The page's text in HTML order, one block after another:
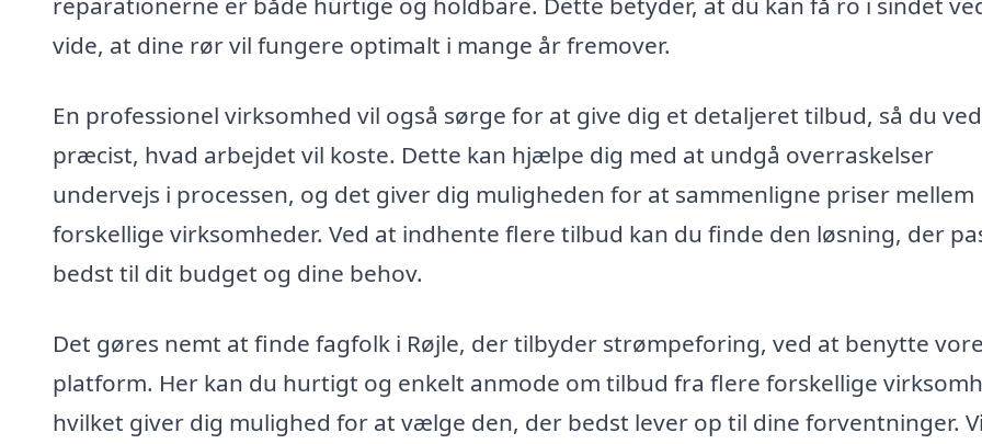
vide, at dine rør vil fungere optimalt i mange år fremover.
En professionel virksomhed vil også sørge for at give dig et detaljeret tilbud, så du ved
præcist, hvad arbejdet vil koste. Dette kan hjælpe dig med at undgå overraskelser
undervejs i processen, og det giver dig muligheden for at sammenligne priser mellem
forskellige virksomheder. Ved at indhente flere tilbud kan du finde den løsning, der
bedst til dit budget og dine behov.
Det gøres nemt at finde fagfolk i Røjle, der tilbyder strømpeforing, ved at benytte
platform. Her kan du hurtigt og enkelt anmode om tilbud fra flere forskellige
hvilket giver dig mulighed for at vælge den, der bedst lever op til dine forventninger.